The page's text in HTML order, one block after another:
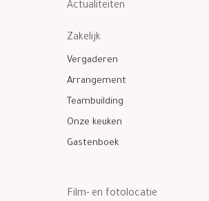
Actualiteiten
Zakelijk
Vergaderen
Arrangement
Teambuilding
Onze keuken
Gastenboek
Film- en fotolocatie